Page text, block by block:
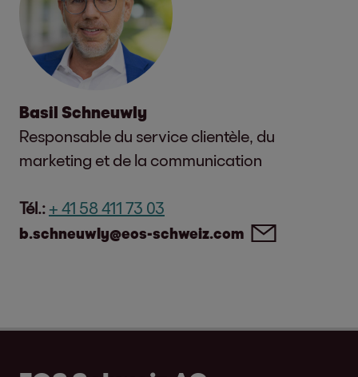
Basil Schneuwly
Responsable du service clientèle, du
marketing et de la communication
Tél.: + 41 58 411 73 03
b.schneuwly@eos-schweiz.com